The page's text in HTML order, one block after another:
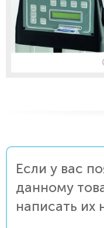
Если у вас
данному
написать их